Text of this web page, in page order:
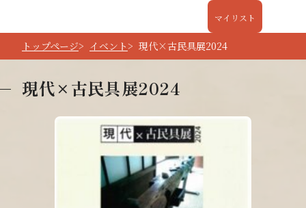
マイリスト
トップページ イベント 現代×古民具展2024
現代×古民具展2024